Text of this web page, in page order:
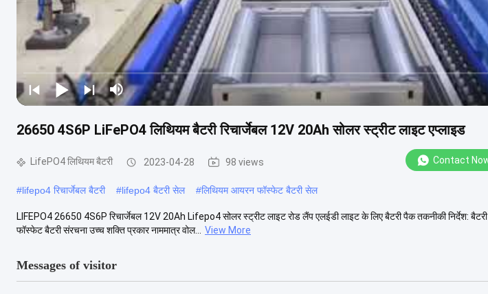
26650 4S6P LiFePO4 लिथियम बैटरी रिचार्जेबल 12V 20Ah सोलर स्ट्रीट लाइट एप्लाइड
LifePO4 लिथियम बैटरी 2023-04-28 98 views Contact
#lifepo4 रिचार्जेबल बैटरी #lifepo4 बैटरी सेल #लिथियम आयरन फॉस्फेट बैटरी सेल
LIFEPO4 26650 4S6P रिचार्जेबल 12V 20Ah Lifepo4 सोलर स्ट्रीट लाइट रोड लैंप एलईडी लाइट के लिए बैटरी पैक तकनीकी निर्देश: बैटरी
फॉस्फेट बैटरी संरचना उच्च शक्ति प्रकार नाममात्र वोल...
View More
Messages of visitor